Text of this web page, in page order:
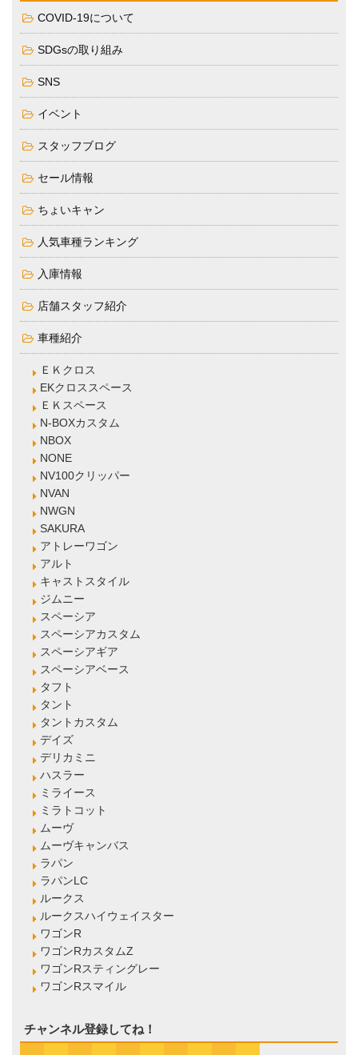
COVID-19について
SDGsの取り組み
SNS
イベント
スタッフブログ
セール情報
ちょいキャン
人気車種ランキング
入庫情報
店舗スタッフ紹介
車種紹介
ＥＫクロス
EKクロススペース
ＥＫスペース
N-BOXカスタム
NBOX
NONE
NV100クリッパー
NVAN
NWGN
SAKURA
アトレーワゴン
アルト
キャストスタイル
ジムニー
スペーシア
スペーシアカスタム
スペーシアギア
スペーシアベース
タフト
タント
タントカスタム
デイズ
デリカミニ
ハスラー
ミライース
ミラトコット
ムーヴ
ムーヴキャンバス
ラパン
ラパンLC
ルークス
ルークスハイウェイスター
ワゴンR
ワゴンRカスタムZ
ワゴンRスティングレー
ワゴンRスマイル
チャンネル登録してね！